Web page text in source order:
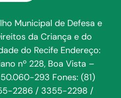
Municipal de Defesa e
da Criança e do
do Recife Endereço:
nº 228, Boa Vista –
50.060-293 Fones: (81)
2286 / 3355-2298 /